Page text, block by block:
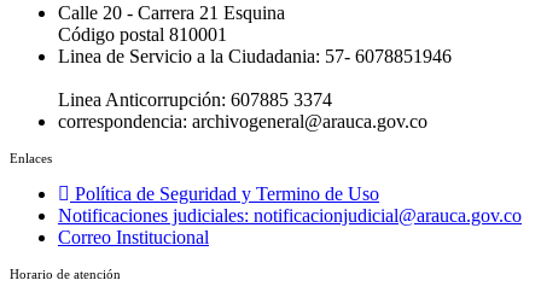
Calle 20 - Carrera 21 Esquina
Código postal 810001
Linea de Servicio a la Ciudadania: 57- 6078851946
Linea Anticorrupción: 607885 3374
correspondencia: archivogeneral@arauca.gov.co
Enlaces
Política de Seguridad y Termino de Uso
Notificaciones judiciales: notificacionjudicial@arauca.gov.co
Correo Institucional
Horario de atención